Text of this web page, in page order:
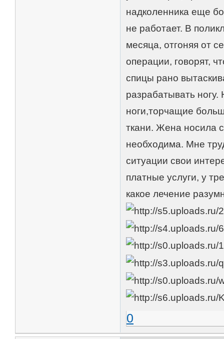
надколенника еще
не работает. В
месяца, отгоняя от
операции, говорят,
спицы рано
разрабатывать ногу.
ноги,торчащие
ткани. Жена носила
необходима. Мне
ситуации свои
платные услуги, у
какое лечение
0